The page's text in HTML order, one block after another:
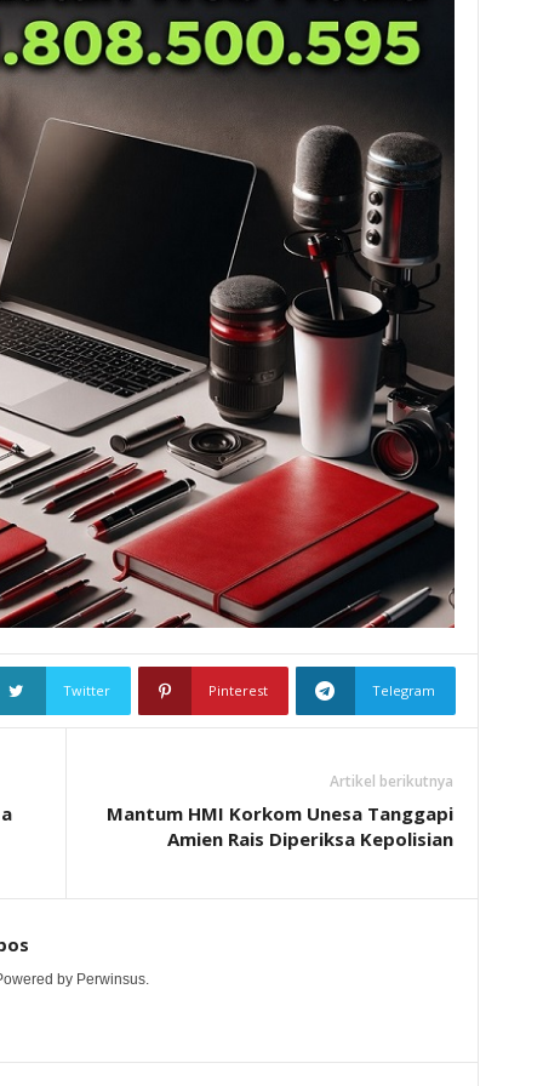
Twitter Pinterest Telegram
Artikel berikutnya
Mantum HMI Korkom Unesa Tanggapi
Amien Rais Diperiksa Kepolisian
by Perwinsus.